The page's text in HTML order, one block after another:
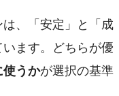
、「安定」と「成
ます。どちらが優
使うかが選択の基準